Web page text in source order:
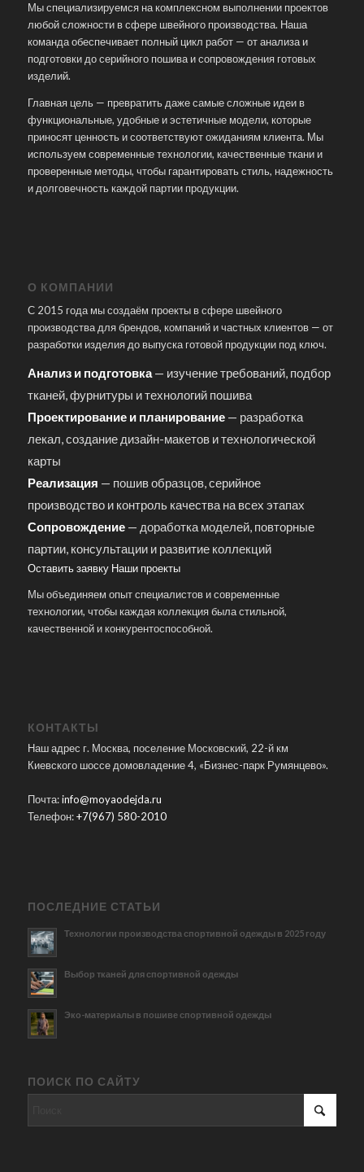
Мы специализируемся на комплексном выполнении проектов
любой сложности в сфере швейного производства. Наша
команда обеспечивает полный цикл работ — от анализа и
подготовки до серийного пошива и сопровождения готовых
изделий.
Главная цель — превратить даже самые сложные идеи в
функциональные, удобные и эстетичные модели, которые
приносят ценность и соответствуют ожиданиям клиента. Мы
используем современные технологии, качественные ткани и
проверенные методы, чтобы гарантировать стиль, надежность
и долговечность каждой партии продукции.
О КОМПАНИИ
С 2015 года мы создаём проекты в сфере швейного
производства для брендов, компаний и частных клиентов — от
разработки изделия до выпуска готовой продукции под ключ.
Анализ и подготовка— изучение требований, подбор
тканей, фурнитуры и технологий пошива
Проектирование и планирование— разработка
лекал, создание дизайн-макетов и технологической
карты
Реализация — пошив образцов, серийное
производство и контроль качества на всех этапах
Сопровождение— доработка моделей, повторные
партии, консультации и развитие коллекций
Оставить заявку Наши проекты
Мы объединяем опыт специалистов и современные
технологии, чтобы каждая коллекция была стильной,
качественной и конкурентоспособной.
КОНТАКТЫ
Наш адрес г. Москва, поселение Московский, 22-й км
Киевского шоссе домовладение 4, «Бизнес-парк Румянцево».
Почта:info@moyaodejda.ru
Телефон:+7(967) 580-2010
ПОСЛЕДНИЕ СТАТЬИ
Технологии производства спортивной одежды в 2025 году
Выбор тканей для спортивной одежды
Эко-материалы в пошиве спортивной одежды
ПОИСК ПО САЙТУ